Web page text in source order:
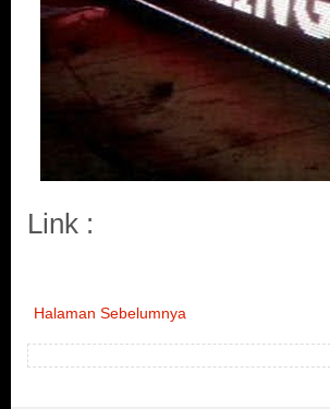
Link :
Halaman Sebelumnya